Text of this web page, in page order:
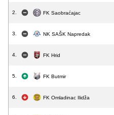
2. FK Saobraćajac
3. NK SAŠK Napredak
4. FK Hrid
5. FK Butmir
6. FK Omladinac Ilidža